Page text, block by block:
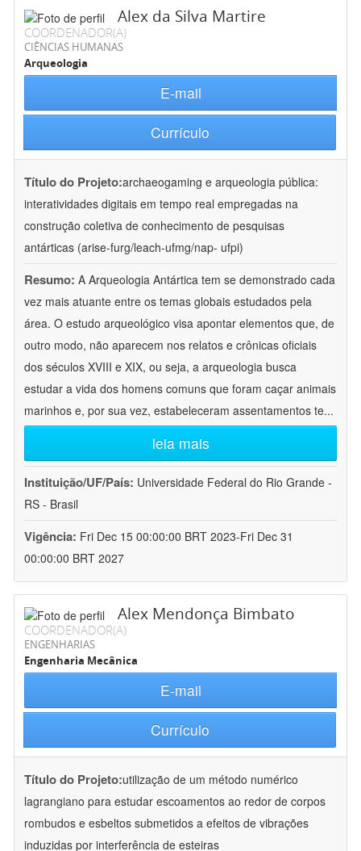
Alex da Silva Martire
COORDENADOR(A)
CIÊNCIAS HUMANAS
Arqueologia
E-mail
Currículo
Título do Projeto:archaeogaming e arqueologia pública:
interatividades digitais em tempo real empregadas na
construção coletiva de conhecimento de pesquisas
antárticas (arise-furg/leach-ufmg/nap- ufpi)
Resumo: A Arqueologia Antártica tem se demonstrado cada
vez mais atuante entre os temas globais estudados pela
área. O estudo arqueológico visa apontar elementos que, de
outro modo, não aparecem nos relatos e crônicas oficiais
dos séculos XVIII e XIX, ou seja, a arqueologia busca
estudar a vida dos homens comuns que foram caçar animais
marinhos e, por sua vez, estabeleceram assentamentos te...
leia mais
Instituição/UF/País: Universidade Federal do Rio Grande -
RS - Brasil
Vigência: Fri Dec 15 00:00:00 BRT 2023-Fri Dec 31
00:00:00 BRT 2027
Alex Mendonça Bimbato
COORDENADOR(A)
ENGENHARIAS
Engenharia Mecânica
E-mail
Currículo
Título do Projeto:utilização de um método numérico
lagrangiano para estudar escoamentos ao redor de corpos
rombudos e esbeltos submetidos a efeitos de vibrações
induzidas por interferência de esteiras